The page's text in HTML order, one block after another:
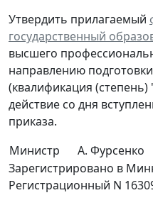
Утвердить прилагаемый
государственный
высшего
направлению
(квалификация (степень)
действие со дня
приказа.
Министр
А. Фурсенко
Зарегистрировано в
Регистрационный N